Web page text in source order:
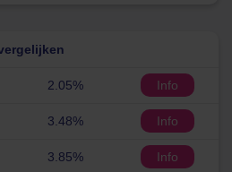
2.05% Info
3.48% Info
3.85% Info